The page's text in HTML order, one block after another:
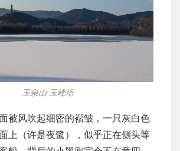
玉泉山·玉峰塔
被风吹起细密的褶皱，一只灰白色
上（许是夜鹭），似乎正在侧头等